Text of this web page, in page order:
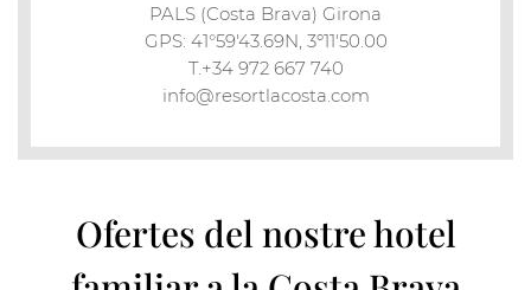
PALS (Costa Brava) Girona
GPS: 41°59'43.69N, 3º11'50.00
T.+34 972 667 740
info@resortlacosta.com
Ofertes del nostre hotel